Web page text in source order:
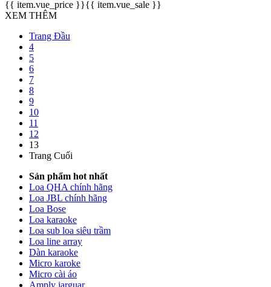
{{ item.vue_price }}{{ item.vue_sale }}
XEM THÊM
Trang Đầu
4
5
6
7
8
9
10
11
12
13
Trang Cuối
Sản phẩm hot nhất
Loa QHA chính hãng
Loa JBL chính hãng
Loa Bose
Loa karaoke
Loa sub loa siêu trầm
Loa line array
Dàn karaoke
Micro karoke
Micro cài áo